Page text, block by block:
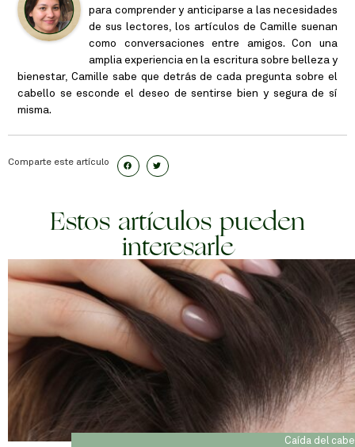
para comprender y anticiparse a las necesidades
de sus lectores, los artículos de Camille suenan
como conversaciones entre amigos. Con una
amplia experiencia en la escritura sobre belleza y
bienestar, Camille sabe que detrás de cada pregunta sobre el
cabello se esconde el deseo de sentirse bien y segura de sí
misma.
Comparte este artículo
Estos artículos pueden
interesarle
Caída del